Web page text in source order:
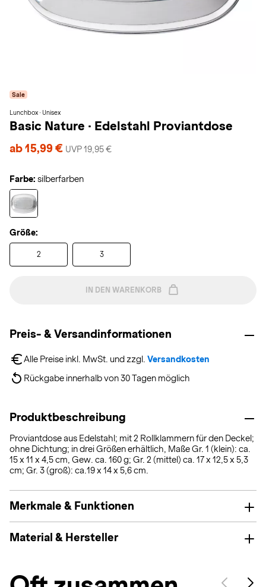
Sale
Lunchbox · Unisex
Basic Nature · Edelstahl Proviantdose
ab 15,99 € UVP 19,95 €
Farbe: silberfarben
Größe:
2 3
IN DEN WARENKORB
Preis- & Versandinformationen
Alle Preise inkl. MwSt. und zzgl. Versandkosten
Rückgabe innerhalb von 30 Tagen möglich
Produktbeschreibung
Proviantdose aus Edelstahl; mit 2 Rollklammern für den Deckel;
ohne Dichtung; in drei Größen erhältlich, Maße Gr. 1 (klein): ca.
15 x 11 x 4,5 cm, Gew. ca. 160 g; Gr. 2 (mittel) ca. 17 x 12,5 x 5,3
cm; Gr. 3 (groß): ca.19 x 14 x 5,6 cm.
Merkmale & Funktionen
Material & Hersteller